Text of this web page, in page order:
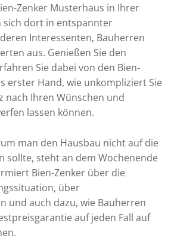
Zenker Musterhaus in Ihrer
sich dort in entspannter
Interessenten, Bauherren
aus. Genießen Sie den
Sie dabei von den Bien-
erster Hand, wie unkompliziert Sie
nach Ihren Wünschen und
lassen können.
man den Hausbau nicht auf die
sollte, steht an dem Wochenende
Bien-Zenker über die
über
und auch dazu, wie Bauherren
auf jeden Fall auf